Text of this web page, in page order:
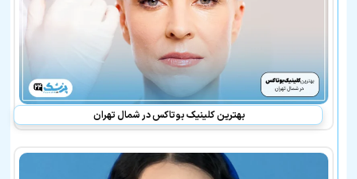
بهترین کلینیک بوتاکس در شمال تهران